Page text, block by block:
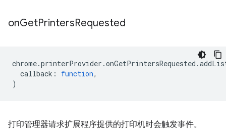
onGetPrintersRequested
chrome.printerProvider .onGetPrintersRequested .
callback : function,
)
打印管理器请求扩展程序提供的打印机时会触发事件。